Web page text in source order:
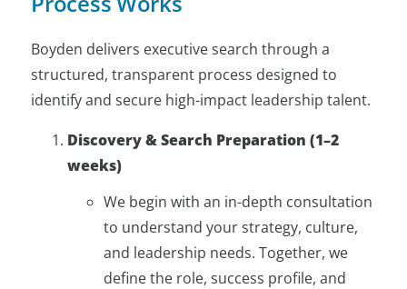
Boyden delivers executive search through a
structured, transparent process designed to
identify and secure high-impact leadership talent.
Discovery & Search Preparation (1–2
weeks)
We begin with an in-depth consultation
to understand your strategy, culture,
and leadership needs. Together, we
define the role, success profile, and